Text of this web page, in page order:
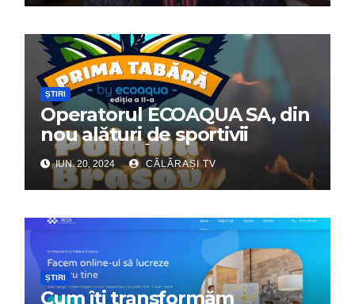
ȘTIRI
Operatorul ECOAQUA SA, din
nou alături de sportivii
călărășeni. Începe „Prima
Tabără”!
IUN. 20, 2024 CĂLĂRAȘI TV
ȘTIRI
Cum îți transformăm